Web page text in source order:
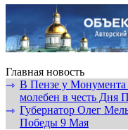
Главная новость
⇾ В Пензе у Монумента
молебен в честь Дня
⇾ Губернатор Олег
Победы 9 Мая